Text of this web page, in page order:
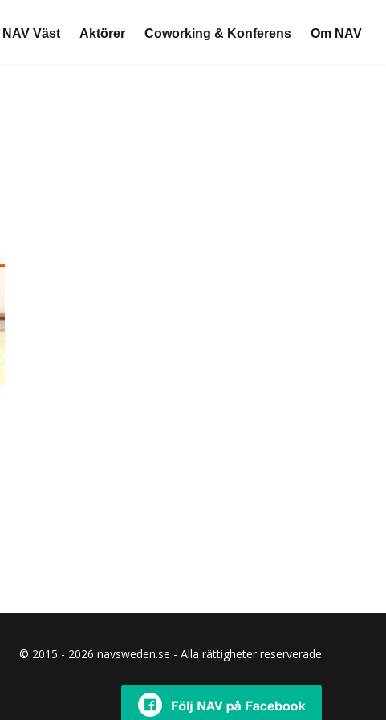
NAV Väst Aktörer Coworking & Konferens Om NAV
© 2015 - 2026 navsweden.se - Alla rättigheter reserverade